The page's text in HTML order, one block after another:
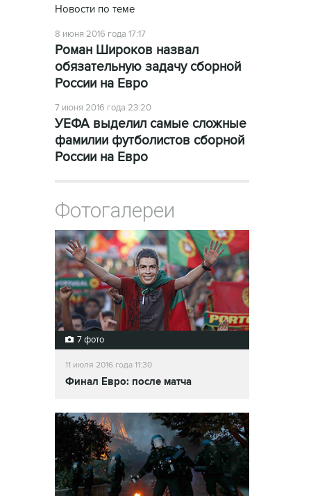
Новости по теме
8 июня 2016 года 17:17
Роман Широков назвал
обязательную задачу сборной
России на Евро
7 июня 2016 года 23:20
УЕФА выделил самые сложные
фамилии футболистов сборной
России на Евро
Фотогалереи
7 фото
11 июля 2016 года 11:30
Финал Евро: после матча